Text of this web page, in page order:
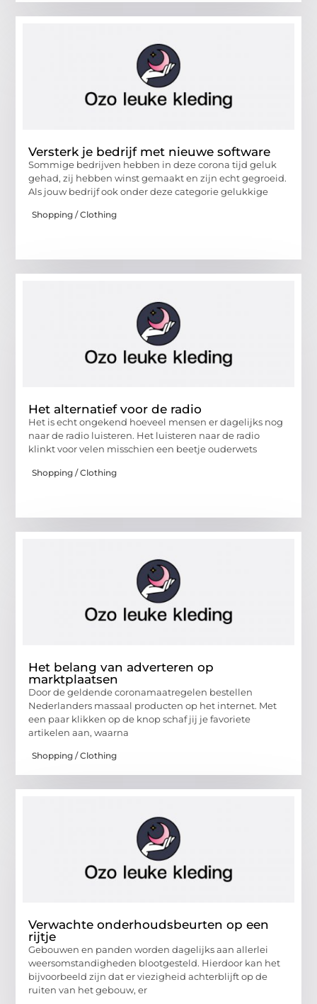
Versterk je bedrijf met nieuwe software
Sommige bedrijven hebben in deze corona tijd geluk
gehad, zij hebben winst gemaakt en zijn echt gegroeid.
Als jouw bedrijf ook onder deze categorie gelukkige
Shopping / Clothing
Het alternatief voor de radio
Het is echt ongekend hoeveel mensen er dagelijks nog
naar de radio luisteren. Het luisteren naar de radio
klinkt voor velen misschien een beetje ouderwets
Shopping / Clothing
Het belang van adverteren op
marktplaatsen
Door de geldende coronamaatregelen bestellen
Nederlanders massaal producten op het internet. Met
een paar klikken op de knop schaf jij je favoriete
artikelen aan, waarna
Shopping / Clothing
Verwachte onderhoudsbeurten op een
rijtje
Gebouwen en panden worden dagelijks aan allerlei
weersomstandigheden blootgesteld. Hierdoor kan het
bijvoorbeeld zijn dat er viezigheid achterblijft op de
ruiten van het gebouw, er